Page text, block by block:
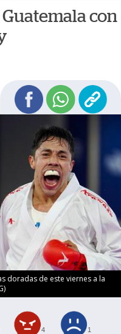
con
doradas de este viernes a la
4 1